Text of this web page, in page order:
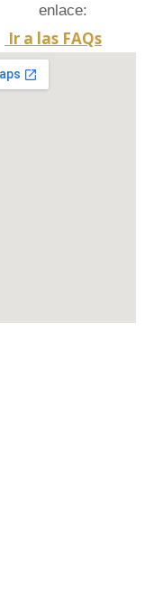
enlace:
Ir a las FAQs